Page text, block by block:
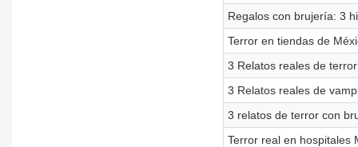
Regalos con brujería: 3
Terror en tiendas de
3 Relatos reales de
3 Relatos reales de
3 relatos de terror con
Terror real en hospitales